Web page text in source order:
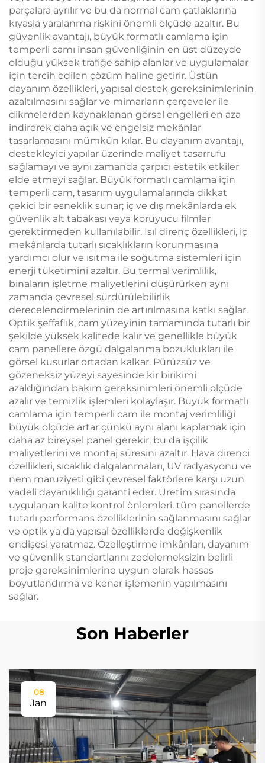
parçalara ayrılır ve bu da normal cam çatlaklarına
kıyasla yaralanma riskini önemli ölçüde azaltır. Bu
güvenlik avantajı, büyük formatlı camlama için
temperli camı insan güvenliğinin en üst düzeyde
olduğu yüksek trafiğe sahip alanlar ve uygulamalar
için tercih edilen çözüm haline getirir. Üstün
dayanım özellikleri, yapısal destek gereksinimlerinin
azaltılmasını sağlar ve mimarların çerçeveler ile
dikmelerden kaynaklanan görsel engelleri en aza
indirerek daha açık ve engelsiz mekânlar
tasarlamasını mümkün kılar. Bu dayanım avantajı,
destekleyici yapılar üzerinde maliyet tasarrufu
sağlamayı ve aynı zamanda çarpıcı estetik etkiler
elde etmeyi sağlar. Büyük formatlı camlama için
temperli cam, tasarım uygulamalarında dikkat
çekici bir esneklik sunar; iç ve dış mekânlarda ek
güvenlik alt tabakası veya koruyucu filmler
gerektirmeden kullanılabilir. Isıl direnç özellikleri, iç
mekânlarda tutarlı sıcaklıkların korunmasına
yardımcı olur ve ısıtma ile soğutma sistemleri için
enerji tüketimini azaltır. Bu termal verimlilik,
binaların işletme maliyetlerini düşürürken aynı
zamanda çevresel sürdürülebilirlik
derecelendirmelerinin de artırılmasına katkı sağlar.
Optik şeffaflık, cam yüzeyinin tamamında tutarlı bir
şekilde yüksek kalitede kalır ve genellikle büyük
cam panellere özgü dalgalanma bozuklukları ile
görsel kusurlar ortadan kalkar. Pürüzsüz ve
gözeneksiz yüzeyi sayesinde kir birikimi
azaldığından bakım gereksinimleri önemli ölçüde
azalır ve temizlik işlemleri kolaylaşır. Büyük formatlı
camlama için temperli cam ile montaj verimliliği
büyük ölçüde artar çünkü aynı alanı kaplamak için
daha az bireysel panel gerekir; bu da işçilik
maliyetlerini ve montaj süresini azaltır. Hava direnci
özellikleri, sıcaklık dalgalanmaları, UV radyasyonu ve
nem maruziyeti gibi çevresel faktörlere karşı uzun
vadeli dayanıklılığı garanti eder. Üretim sırasında
uygulanan kalite kontrol önlemleri, tüm panellerde
tutarlı performans özelliklerinin sağlanmasını sağlar
ve optik ya da yapısal özelliklerde değişkenlik
endişesi yaratmaz. Özelleştirme imkânları, dayanım
ve güvenlik standartlarını zedelemeksizin belirli
proje gereksinimlerine uygun olarak hassas
boyutlandırma ve kenar işlemenin yapılmasını
sağlar.
Son Haberler
08
Jan